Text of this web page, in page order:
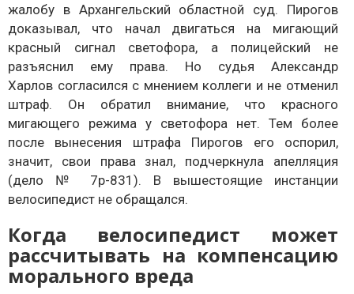
жалобу в Архангельский областной суд. Пирогов
доказывал, что начал двигаться на мигающий
красный сигнал светофора, а полицейский не
разъяснил ему права. Но судья Александр
Харлов согласился с мнением коллеги и не отменил
штраф. Он обратил внимание, что красного
мигающего режима у светофора нет. Тем более
после вынесения штрафа Пирогов его оспорил,
значит, свои права знал, подчеркнула апелляция
(дело № 7р-831). В вышестоящие инстанции
велосипедист не обращался.
Когда велосипедист может
рассчитывать на компенсацию
морального вреда